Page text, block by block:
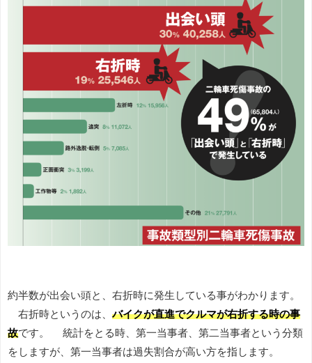
約半数が出会い頭と、右折時に発生している事がわかります。
右折時というのは、 バイクが直進でクルマが右折する時の事
故です。 統計をとる時、第一当事者、第二当事者という分類
をしますが、第一当事者は過失割合が高い方を指します。